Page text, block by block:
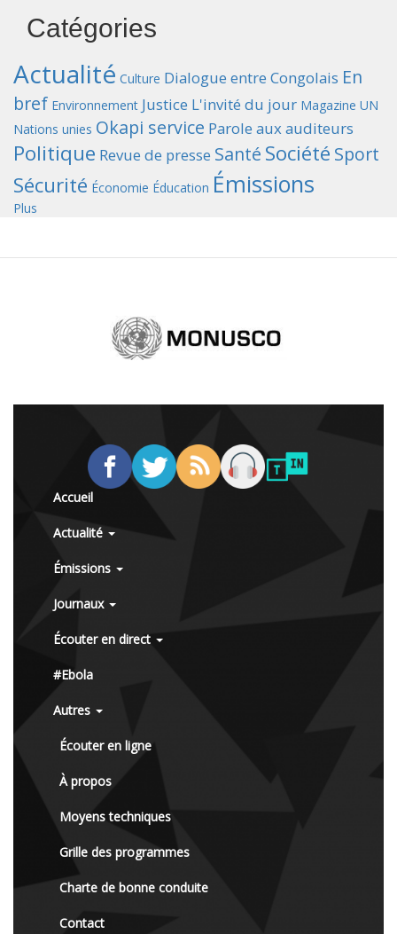
Catégories
Actualité Culture Dialogue entre Congolais En
bref Environnement Justice L'invité du jour Magazine UN
Nations unies Okapi service Parole aux auditeurs
Politique Revue de presse Santé Société Sport
Sécurité Économie Éducation Émissions
Plus
Accueil
Actualité
Émissions
Journaux
Écouter en direct
#Ebola
Autres
Écouter en ligne
À propos
Moyens techniques
Grille des programmes
Charte de bonne conduite
Contact